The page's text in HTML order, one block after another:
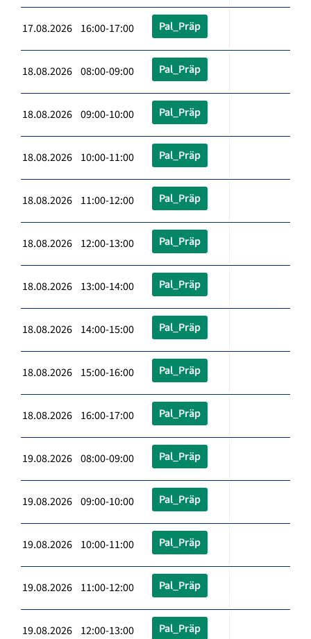
17.08.2026 16:00-17:00 Pal_Präp
18.08.2026 08:00-09:00 Pal_Präp
18.08.2026 09:00-10:00 Pal_Präp
18.08.2026 10:00-11:00 Pal_Präp
18.08.2026 11:00-12:00 Pal_Präp
18.08.2026 12:00-13:00 Pal_Präp
18.08.2026 13:00-14:00 Pal_Präp
18.08.2026 14:00-15:00 Pal_Präp
18.08.2026 15:00-16:00 Pal_Präp
18.08.2026 16:00-17:00 Pal_Präp
19.08.2026 08:00-09:00 Pal_Präp
19.08.2026 09:00-10:00 Pal_Präp
19.08.2026 10:00-11:00 Pal_Präp
19.08.2026 11:00-12:00 Pal_Präp
19.08.2026 12:00-13:00 Pal_Präp